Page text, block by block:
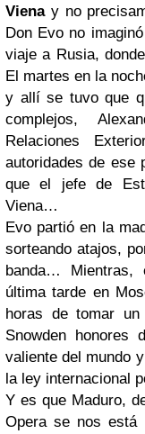
Vienay no
Don Evo no
viaje a Rusia,
El martes en la
y allí se tuvo que
complejos,
Relaciones
autoridades de ese
que el jefe de
Viena…
Evo partió en la
sorteando atajos,
banda… Mientras,
última tarde en
horas de tomar
Snowden
valiente del mundo
la ley internacional
Y es que Maduro,
Opera se nos está